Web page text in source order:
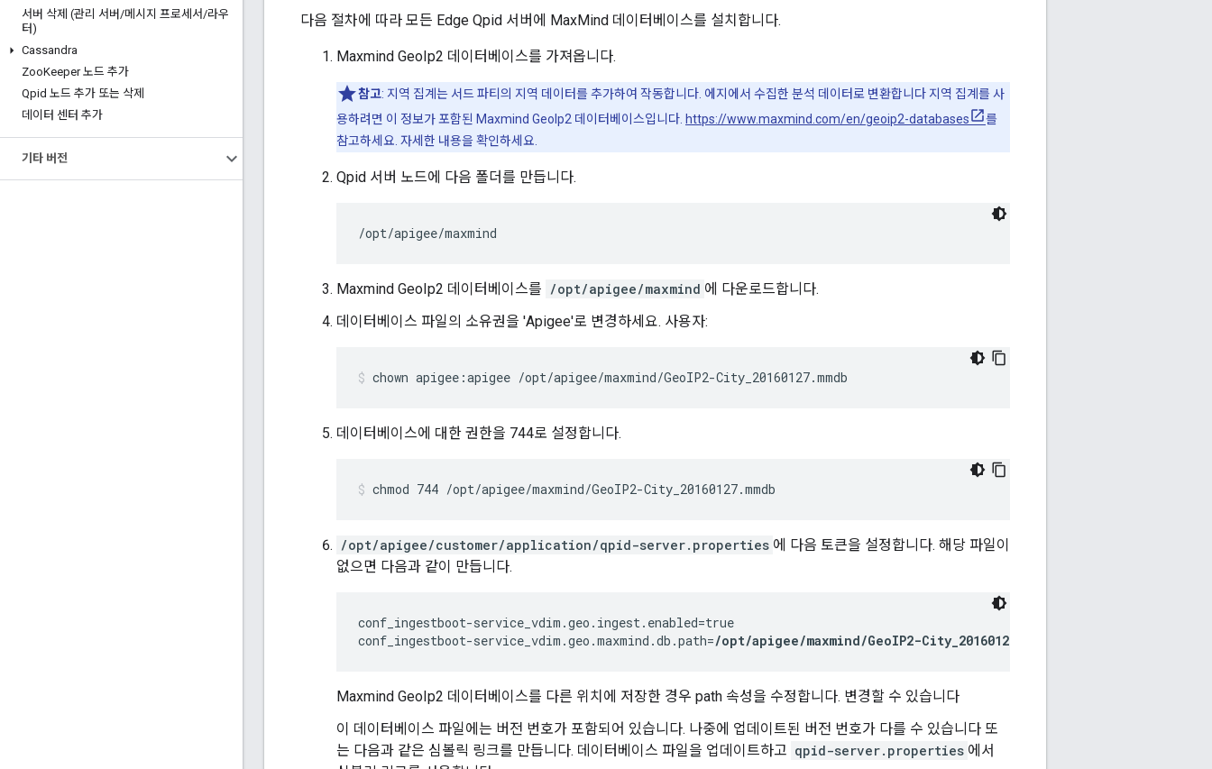
서버 삭제 (관리 서버 /메시지 프로세서/라우
터)
Cassandra
ZooKeeper 노드 추가
Qpid 노드 추가 또는 삭제
데이터 센터 추가
기타 버전
다음 절차에 따라 모든 Edge Qpid 서버에 MaxMind 데이터베이스를 설치합니다.
Maxmind GeoIp2 데이터베이스를 가져옵니다.
참고: 지역 집계는 서드 파티의 지역 데이터를 추가하여 작동합니다. 에지에서 수집한 분석 데이터로 변환합니다 지역 집계를 사
용하려면 이 정보가 포함된 Maxmind GeoIp2 데이터베이스입니다. https://www.maxmind.com/en/geoip2-databases
를
참고하세요. 자세한 내용을 확인하세요.
Qpid 서버 노드에 다음 폴더를 만듭니다.
/opt/apigee/maxmind
Maxmind GeoIp2 데이터베이스를 /opt/apigee/maxmind 에 다운로드합니다.
데이터베이스 파일의 소유권을 'Apigee'로 변경하세요. 사용자:
chown apigee:apigee /opt/apigee/maxmind/GeoIP2-City_20160127.mmdb
데이터베이스에 대한 권한을 744로 설정합니다.
chmod 744 /opt/apigee/maxmind/GeoIP2-City_20160127.mmdb
/opt/apigee/customer/application/qpid-server.properties 에 다음 토큰을 설정합니다. 해당 파일이
없으면 다음과 같이 만듭니다.
conf_ingestboot-service_vdim.geo.ingest.enabled=true
conf_ingestboot-service_vdim.geo.maxmind.db.path=/opt/apigee/maxmind/GeoIP2-City_20160127.mmdb
Maxmind GeoIp2 데이터베이스를 다른 위치에 저장한 경우 path 속성을 수정합니다. 변경할 수 있습니다
이 데이터베이스 파일에는 버전 번호가 포함되어 있습니다. 나중에 업데이트된 버전 번호가 다를 수 있습니다 또
는 다음과 같은 심볼릭 링크를 만듭니다. 데이터베이스 파일을 업데이트하고 qpid-server.properties 에서